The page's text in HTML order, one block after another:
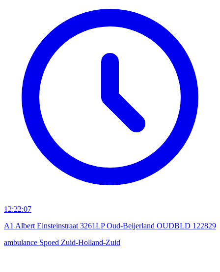
12:22:07
A1 Albert Einsteinstraat 3261LP Oud-Beijerland OUDBLD 122829
ambulance Spoed Zuid-Holland-Zuid